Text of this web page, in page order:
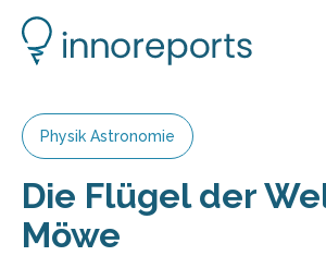
Physik Astronomie
Die Flügel der
Möwe